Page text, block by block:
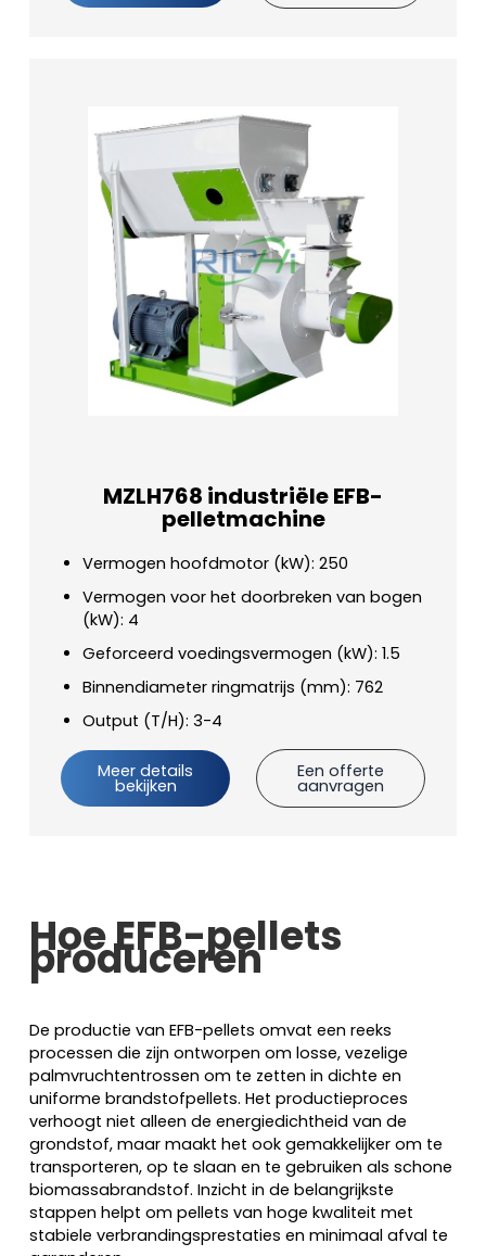
MZLH768 industriële EFB-
pelletmachine
Vermogen hoofdmotor (kW): 250
Vermogen voor het doorbreken van bogen
(kW): 4
Geforceerd voedingsvermogen (kW): 1.5
Binnendiameter ringmatrijs (mm): 762
Output (T/H): 3-4
Meer details
bekijken
Een offerte
aanvragen
Hoe EFB-pellets
produceren
De productie van EFB-pellets omvat een reeks
processen die zijn ontworpen om losse, vezelige
palmvruchtentrossen om te zetten in dichte en
uniforme brandstofpellets. Het productieproces
verhoogt niet alleen de energiedichtheid van de
grondstof, maar maakt het ook gemakkelijker om te
transporteren, op te slaan en te gebruiken als schone
biomassabrandstof. Inzicht in de belangrijkste
stappen helpt om pellets van hoge kwaliteit met
stabiele verbrandingsprestaties en minimaal afval te